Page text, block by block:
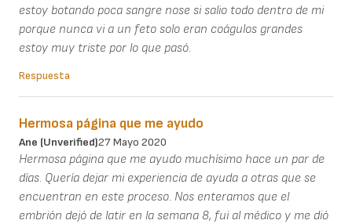
estoy botando poca sangre nose si salio todo dentro de mi
porque nunca vi a un feto solo eran coágulos grandes
estoy muy triste por lo que pasó.
Respuesta
Hermosa página que me ayudo
Ane (unverified)27 Mayo 2020
Hermosa página que me ayudo muchísimo hace un par de
días. Quería dejar mi experiencia de ayuda a otras que se
encuentran en este proceso. Nos enteramos que el
embrión dejó de latir en la semana 8, fui al médico y me dió